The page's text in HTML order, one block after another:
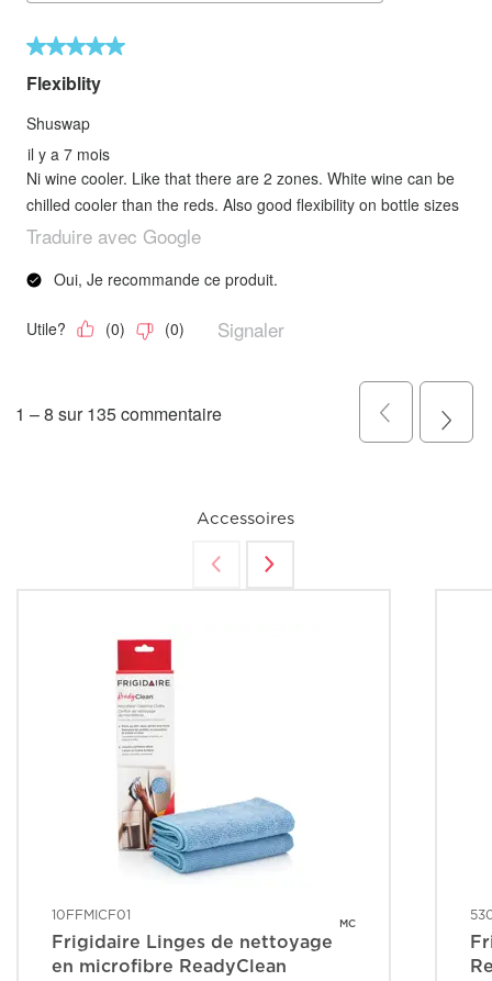
Accessoires
10FFMICF01
Frigidaire Linges de nettoyage
en microfibre ReadyClean
MC